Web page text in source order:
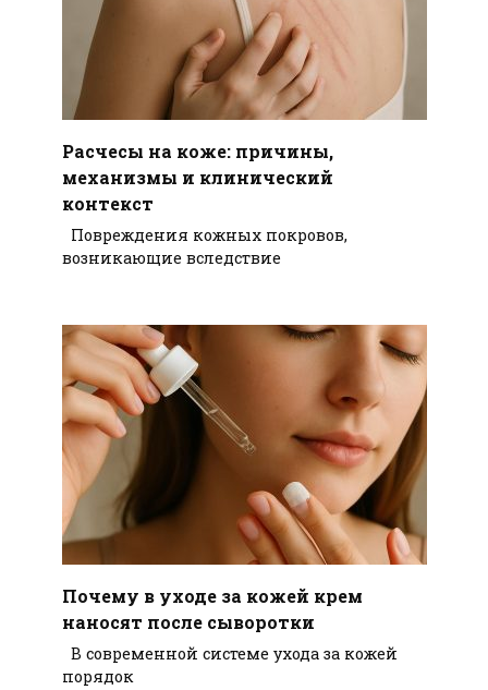
Расчесы на коже: причины,
механизмы и клинический
контекст
Повреждения кожных покровов,
возникающие вследствие
Почему в уходе за кожей крем
наносят после сыворотки
В современной системе ухода за кожей
порядок